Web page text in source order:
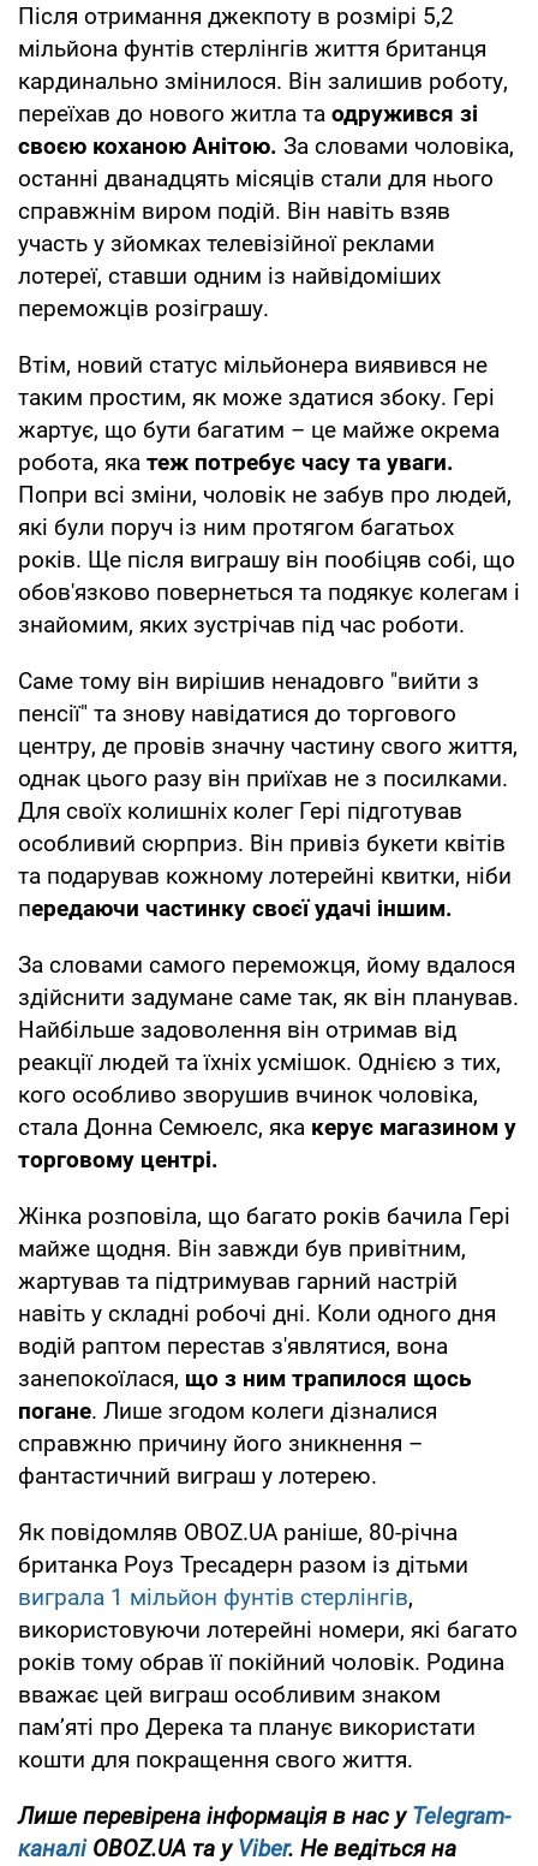
Після отримання джекпоту в розмірі 5,2
мільйона фунтів стерлінгів життя британця
кардинально змінилося. Він залишив роботу,
переїхав до нового житла та одружився зі
своєю коханою Анітою. За словами чоловіка,
останні дванадцять місяців стали для нього
справжнім виром подій. Він навіть взяв
участь у зйомках телевізійної реклами
лотереї, ставши одним із найвідоміших
переможців розіграшу.
Втім, новий статус мільйонера виявився не
таким простим, як може здатися збоку. Гері
жартує, що бути багатим – це майже окрема
робота, яка теж потребує часу та уваги.
Попри всі зміни, чоловік не забув про людей,
які були поруч із ним протягом багатьох
років. Ще після виграшу він пообіцяв собі, що
обов'язково повернеться та подякує колегам і
знайомим, яких зустрічав під час роботи.
Саме тому він вирішив ненадовго "вийти з
пенсії" та знову навідатися до торгового
центру, де провів значну частину свого життя,
однак цього разу він приїхав не з посилками.
Для своїх колишніх колег Гері підготував
особливий сюрприз. Він привіз букети квітів
та подарував кожному лотерейні квитки, ніби
передаючи частинку своєї удачі іншим.
За словами самого переможця, йому вдалося
здійснити задумане саме так, як він планував.
Найбільше задоволення він отримав від
реакції людей та їхніх усмішок. Однією з тих,
кого особливо зворушив вчинок чоловіка,
стала Донна Семюелс, яка керує магазином у
торговому центрі.
Жінка розповіла, що багато років бачила Гері
майже щодня. Він завжди був привітним,
жартував та підтримував гарний настрій
навіть у складні робочі дні. Коли одного дня
водій раптом перестав з'являтися, вона
занепокоїлася, що з ним трапилося щось
погане. Лише згодом колеги дізналися
справжню причину його зникнення –
фантастичний виграш у лотерею.
Як повідомляв OBOZ.UA раніше, 80-річна
британка Роуз Тресадерн разом із дітьми
виграла 1 мільйон фунтів стерлінгів,
використовуючи лотерейні номери, які багато
років тому обрав її покійний чоловік. Родина
вважає цей виграш особливим знаком
пам’яті про Дерека та планує використати
кошти для покращення свого життя.
Лише перевірена інформація в нас уTelegram-
каналіOBOZ.UA та уViber. Не ведіться на